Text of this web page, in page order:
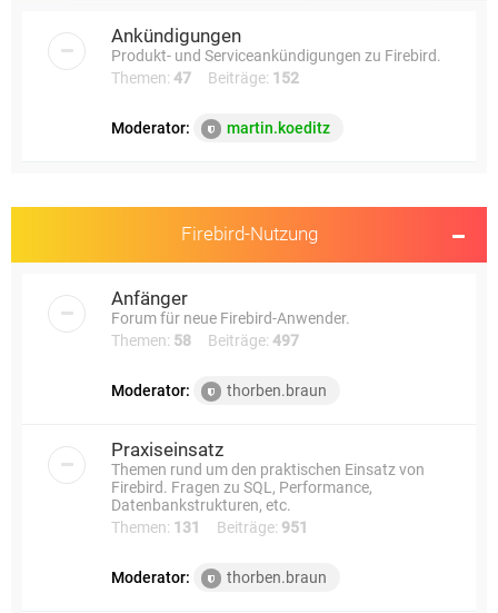
Ankündigungen
Produkt- und Serviceankündigungen zu Firebird.
Themen: 47 Beiträge: 152
Moderator: martin.koeditz
Firebird-Nutzung
Anfänger
Forum für neue Firebird-Anwender.
Themen: 58 Beiträge: 497
Moderator: thorben.braun
Praxiseinsatz
Themen rund um den praktischen Einsatz von
Firebird. Fragen zu SQL, Performance,
Datenbankstrukturen, etc.
Themen: 131 Beiträge: 951
Moderator: thorben.braun